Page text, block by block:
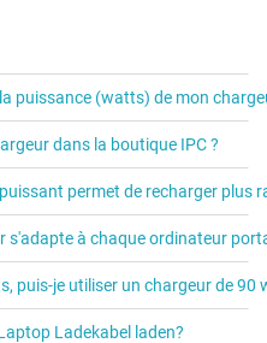
puissance (watts) de mon
dans la boutique IPC ?
permet de recharger
s'adapte à chaque ordinateur
puis-je utiliser un chargeur de 90
Ladekabel laden?